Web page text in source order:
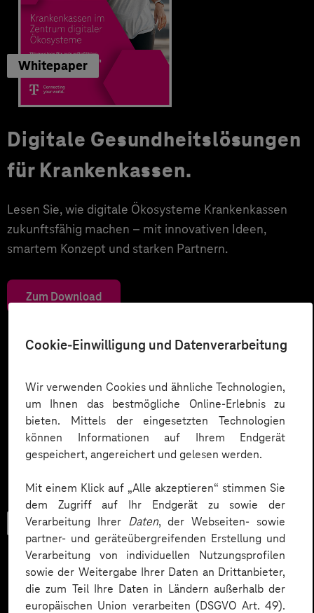
Cookie-Einwilligung und Datenverarbeitung
Wir verwenden Cookies und ähnliche Technologien,
um Ihnen das bestmögliche Online-Erlebnis zu
bieten. Mittels der eingesetzten Technologien
können Informationen auf Ihrem Endgerät
gespeichert, angereichert und gelesen werden.
Mit einem Klick auf „Alle akzeptieren“ stimmen Sie
dem Zugriff auf Ihr Endgerät zu sowie der
Verarbeitung Ihrer Daten, der Webseiten- sowie
partner- und geräteübergreifenden Erstellung und
Verarbeitung von individuellen Nutzungsprofilen
sowie der Weitergabe Ihrer Daten an Drittanbieter,
die zum Teil Ihre Daten in Ländern außerhalb der
europäischen Union verarbeiten (DSGVO Art. 49).
Whitepaper
Digitale Gesundheitslösungen
für Krankenkassen.
Lesen Sie, wie digitale Ökosysteme Krankenkassen
zukunftsfähig machen – mit innovativen Ideen,
smartem Konzept und starken Partnern.
Zum Download
Checkliste
Datenschutz in KI-Projekten